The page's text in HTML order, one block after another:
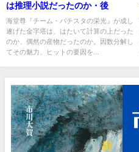
は推理小説だったのか・後
海堂尊『チーム・バチスタの栄光』が成し
遂げた金字塔は、はたいて計算の上だった
のか、偶然の産物だったのか。因数分解し
てその魅力、ヒットの要因を...